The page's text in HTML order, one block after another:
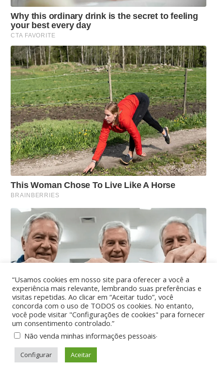
“Usamos cookies em nosso site para oferecer a você a
experiência mais relevante, lembrando suas preferências e
visitas repetidas. Ao clicar em “Aceitar tudo”, você
concorda com o uso de TODOS os cookies. No entanto,
você pode visitar "Configurações de cookies" para fornecer
um consentimento controlado.”
Não venda minhas informações pessoais.
Configurar Aceitar